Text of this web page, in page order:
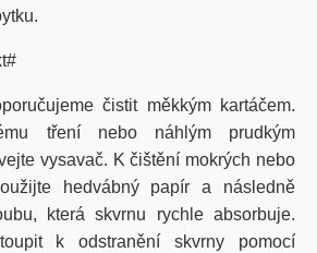
čistit měkkým kartáčem.
tření nebo náhlým prudkým
vysavač. K čištění mokrých nebo
hedvábný papír a následně
která skvrnu rychle absorbuje.
k odstranění skvrny pomocí